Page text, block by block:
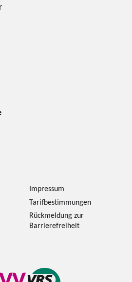
Impressum
Tarifbestimmungen
Rückmeldung zur
Barrierefreiheit